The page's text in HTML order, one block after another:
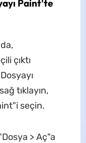
Paint'te
çıktı
tıklayın,
seçin.
> Aç"a